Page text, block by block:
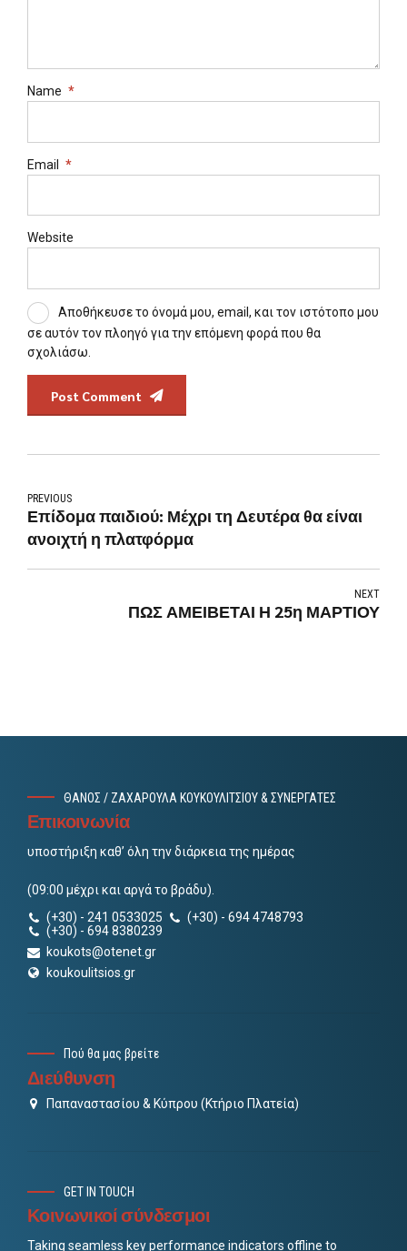
Name *
Email *
Website
Αποθήκευσε το όνομά μου, email, και τον ιστότοπο μου
σε αυτόν τον πλοηγό για την επόμενη φορά που θα
σχολιάσω.
Post Comment
PREVIOUS
Επίδομα παιδιού: Μέχρι τη Δευτέρα θα είναι
ανοιχτή η πλατφόρμα
NEXT
ΠΩΣ ΑΜΕΙΒΕΤΑΙ Η 25η ΜΑΡΤΙΟΥ
ΘΑΝΟΣ / ΖΑΧΑΡΟΥΛΑ ΚΟΥΚΟΥΛΙΤΣΙΟΥ & ΣΥΝΕΡΓΑΤΕΣ
Επικοινωνία
υποστήριξη καθ’ όλη την διάρκεια της ημέρας
(09:00 μέχρι και αργά το βράδυ).
(+30) - 241 0533025
(+30) - 694 4748793
(+30) - 694 8380239
koukots@otenet.gr
koukoulitsios.gr
Πού θα μας βρείτε
Διεύθυνση
Παπαναστασίου & Κύπρου (Κτήριο Πλατεία)
GET IN TOUCH
Κοινωνικοί σύνδεσμοι
Taking seamless key performance indicators offline to